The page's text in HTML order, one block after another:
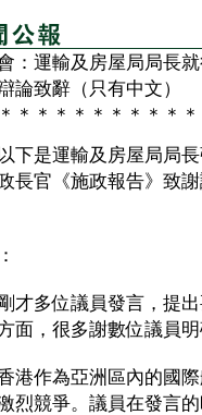
：運輸及房屋局局長
論致辭（只有中文）
＊＊＊＊＊＊＊＊＊
是運輸及房屋局局長
長官《施政報告》致
多位議員發言，提出
面，很多謝數位議員
作為亞洲區內的國際
烈競爭。議員在發言